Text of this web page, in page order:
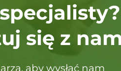
się z
aby wysłać nam